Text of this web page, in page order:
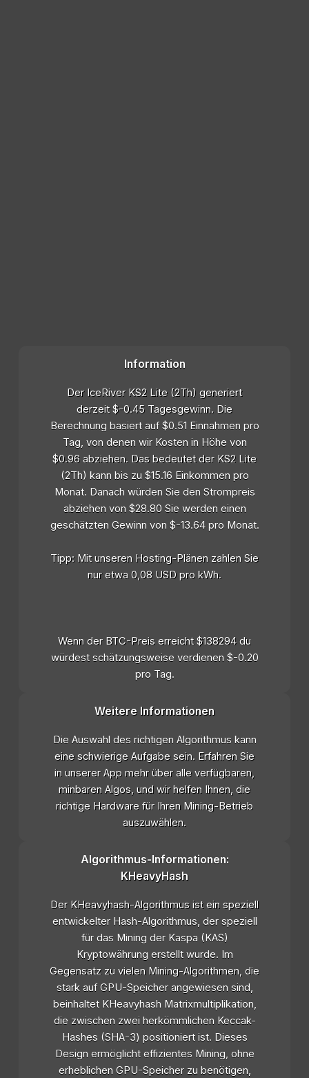
Information
Der IceRiver KS2 Lite (2Th) generiert
derzeit $-0.45 Tagesgewinn. Die
Berechnung basiert auf $0.51 Einnahmen pro
Tag, von denen wir Kosten in Höhe von
$0.96 abziehen. Das bedeutet der KS2 Lite
(2Th) kann bis zu $15.16 Einkommen pro
Monat. Danach würden Sie den Strompreis
abziehen von $28.80 Sie werden einen
geschätzten Gewinn von $-13.64 pro Monat.
Tipp: Mit unseren Hosting-Plänen zahlen Sie
nur etwa 0,08 USD pro kWh.
Wenn der BTC-Preis erreicht $138294 du
würdest schätzungsweise verdienen $-0.20
pro Tag.
Weitere Informationen
Die Auswahl des richtigen Algorithmus kann
eine schwierige Aufgabe sein. Erfahren Sie
in unserer App mehr über alle verfügbaren,
minbaren Algos, und wir helfen Ihnen, die
richtige Hardware für Ihren Mining-Betrieb
auszuwählen.
Algorithmus-Informationen:
KHeavyHash
Der KHeavyhash-Algorithmus ist ein speziell
entwickelter Hash-Algorithmus, der speziell
für das Mining der Kaspa (KAS)
Kryptowährung erstellt wurde. Im
Gegensatz zu vielen Mining-Algorithmen, die
stark auf GPU-Speicher angewiesen sind,
beinhaltet KHeavyhash Matrixmultiplikation,
die zwischen zwei herkömmlichen Keccak-
Hashes (SHA-3) positioniert ist. Dieses
Design ermöglicht effizientes Mining, ohne
erheblichen GPU-Speicher zu benötigen,